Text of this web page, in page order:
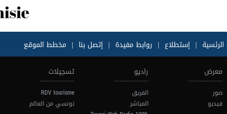
| إستطلاع | روابط مفيدة | إتصل بنا | مخطط الموقع
معرض
صور
فيديو
راديو
الفريق
المباشر
تسجيلات
RDV tourisme
تونسي من العالم